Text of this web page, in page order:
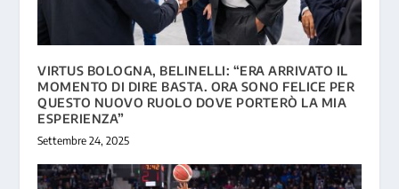
VIRTUS BOLOGNA, BELINELLI: “ERA ARRIVATO IL
MOMENTO DI DIRE BASTA. ORA SONO FELICE PER
QUESTO NUOVO RUOLO DOVE PORTERÒ LA MIA
ESPERIENZA”
Settembre 24, 2025